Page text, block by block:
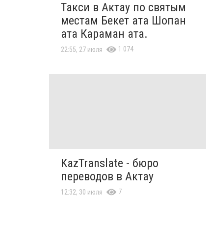
Такси в Актау по святым
местам Бекет ата Шопан
ата Караман ата.
22:55, 27 июля 1 074
KazTranslate - бюро
переводов в Актау
12:32, 30 июля 7